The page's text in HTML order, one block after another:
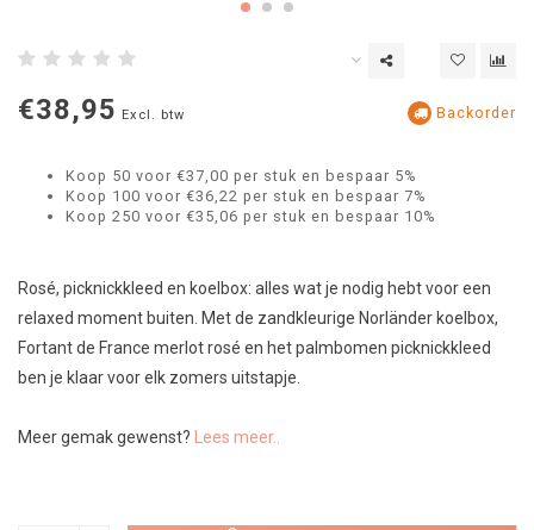
€38,95 Excl. btw Backorder
Koop 50 voor €37,00 per stuk en bespaar 5%
Koop 100 voor €36,22 per stuk en bespaar 7%
Koop 250 voor €35,06 per stuk en bespaar 10%
Rosé, picknickkleed en koelbox: alles wat je nodig hebt voor een
relaxed moment buiten. Met de zandkleurige Norländer koelbox,
Fortant de France merlot rosé en het palmbomen picknickkleed
ben je klaar voor elk zomers uitstapje.
Meer gemak gewenst? Lees meer..